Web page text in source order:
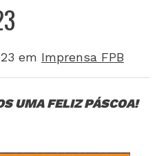
em Imprensa FPB
UMA FELIZ PÁSCOA!